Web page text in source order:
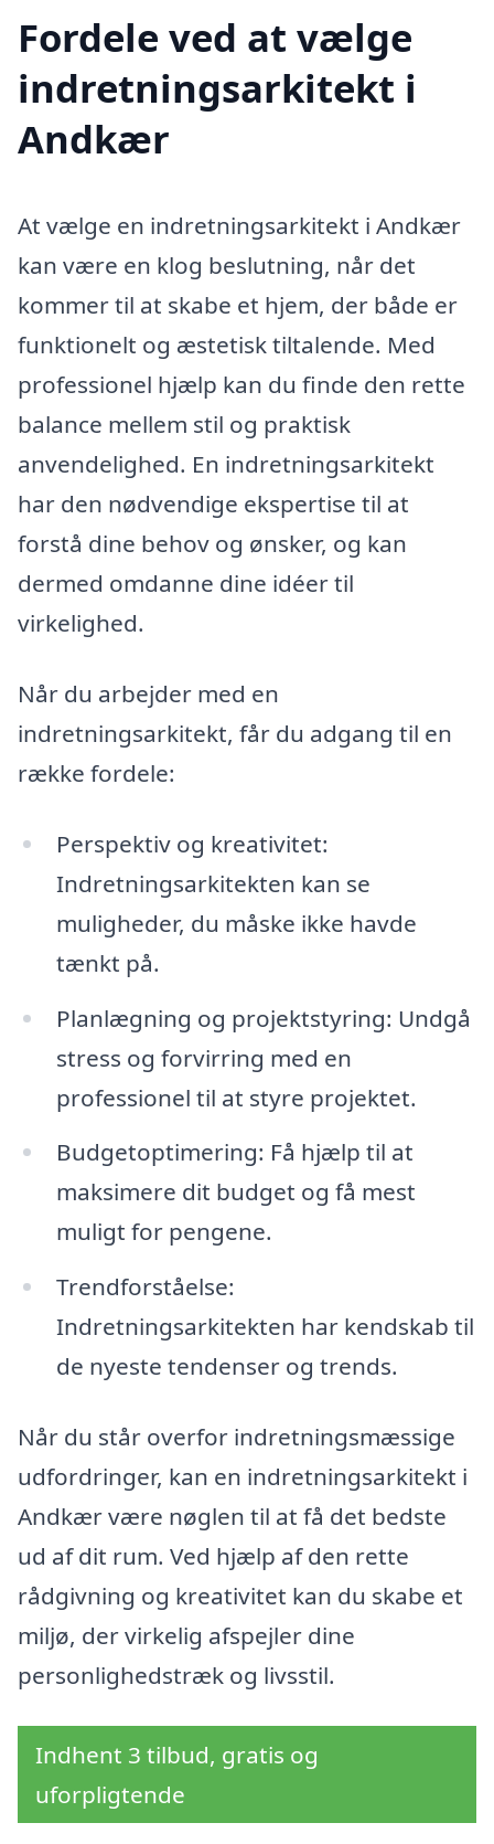
Fordele ved at vælge
indretningsarkitekt i
Andkær
At vælge en indretningsarkitekt i Andkær
kan være en klog beslutning, når det
kommer til at skabe et hjem, der både er
funktionelt og æstetisk tiltalende. Med
professionel hjælp kan du finde den rette
balance mellem stil og praktisk
anvendelighed. En indretningsarkitekt
har den nødvendige ekspertise til at
forstå dine behov og ønsker, og kan
dermed omdanne dine idéer til
virkelighed.
Når du arbejder med en
indretningsarkitekt, får du adgang til en
række fordele:
Perspektiv og kreativitet:
Indretningsarkitekten kan se
muligheder, du måske ikke havde
tænkt på.
Planlægning og projektstyring: Undgå
stress og forvirring med en
professionel til at styre projektet.
Budgetoptimering: Få hjælp til at
maksimere dit budget og få mest
muligt for pengene.
Trendforståelse:
Indretningsarkitekten har kendskab til
de nyeste tendenser og trends.
Når du står overfor indretningsmæssige
udfordringer, kan en indretningsarkitekt i
Andkær være nøglen til at få det bedste
ud af dit rum. Ved hjælp af den rette
rådgivning og kreativitet kan du skabe et
miljø, der virkelig afspejler dine
personlighedstræk og livsstil.
Indhent 3 tilbud, gratis og
uforpligtende